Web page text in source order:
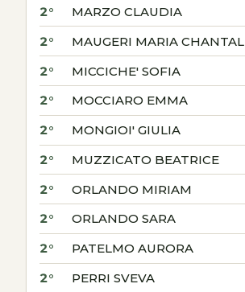
2° MARZO CLAUDIA
2° MAUGERI MARIA CHANTAL
2° MICCICHE' SOFIA
2° MOCCIARO EMMA
2° MONGIOI' GIULIA
2° MUZZICATO BEATRICE
2° ORLANDO MIRIAM
2° ORLANDO SARA
2° PATELMO AURORA
2° PERRI SVEVA